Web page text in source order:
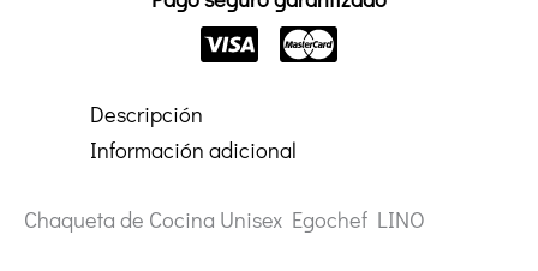
Descripción
Información adicional
Chaqueta de Cocina Unisex Egochef LINO